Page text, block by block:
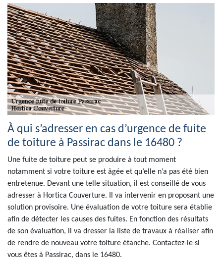
À qui s’adresser en cas d’urgence de fuite
de toiture à Passirac dans le 16480 ?
Une fuite de toiture peut se produire à tout moment
notamment si votre toiture est âgée et qu’elle n’a pas été bien
entretenue. Devant une telle situation, il est conseillé de vous
adresser à Hortica Couverture. Il va intervenir en proposant une
solution provisoire. Une évaluation de votre toiture sera établie
afin de détecter les causes des fuites. En fonction des résultats
de son évaluation, il va dresser la liste de travaux à réaliser afin
de rendre de nouveau votre toiture étanche. Contactez-le si
vous êtes à Passirac, dans le 16480.